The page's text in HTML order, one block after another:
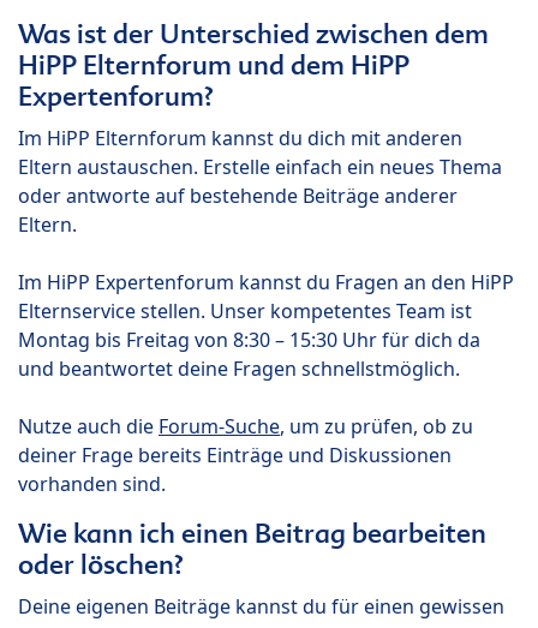
Was ist der Unterschied zwischen dem
HiPP Elternforum und dem HiPP
Expertenforum?
Im HiPP Elternforum kannst du dich mit anderen
Eltern austauschen. Erstelle einfach ein neues Thema
oder antworte auf bestehende Beiträge anderer
Eltern.
Im HiPP Expertenforum kannst du Fragen an den HiPP
Elternservice stellen. Unser kompetentes Team ist
Montag bis Freitag von 8:30 – 15:30 Uhr für dich da
und beantwortet deine Fragen schnellstmöglich.
Nutze auch die Forum-Suche, um zu prüfen, ob zu
deiner Frage bereits Einträge und Diskussionen
vorhanden sind.
Wie kann ich einen Beitrag bearbeiten
oder löschen?
Deine eigenen Beiträge kannst du für einen gewissen